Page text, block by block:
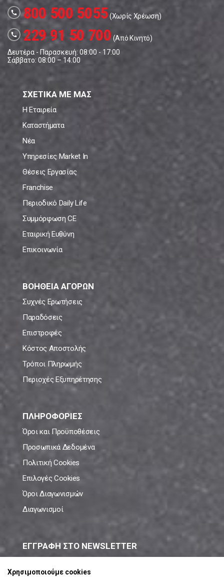
call 800 500 5055(Χωρίς Χρέωση)
call 229 91 50 700 (Από Κινητό)
Δευτέρα - Παρασκευή: 08:00 - 17:00
Σάββατο: 08:00 – 14:00
ΣΧΕΤΙΚΑ ΜΕ ΜΑΣ
Η Εταιρεία
Καταστήματα
Νέα
Υπηρεσίες Market In
Θέσεις Εργασίας
Franchise
Περιοδικό Daily Life
Συμμόρφωση CE
Εταιρική Ευθύνη
Επικοινωνία
ΒΟΗΘΕΙΑ ΑΓΟΡΩΝ
Συχνές Ερωτήσεις
Παραδόσεις
Επιστροφές
Κόστος Αποστολής
Τρόποι Πληρωμής
Περιοχές Εξυπηρέτησης
ΠΛΗΡΟΦΟΡΙΕΣ
Όροι και Προϋποθέσεις
Προσωπικά Δεδομένα
Πολιτική Cookies
Επιλογές Cookies
Όροι Διαγωνισμών
Διαγωνισμοί
ΕΓΓΡΑΦΗ ΣΤΟ NEWSLETTER
Χρησιμοποιούμε cookies